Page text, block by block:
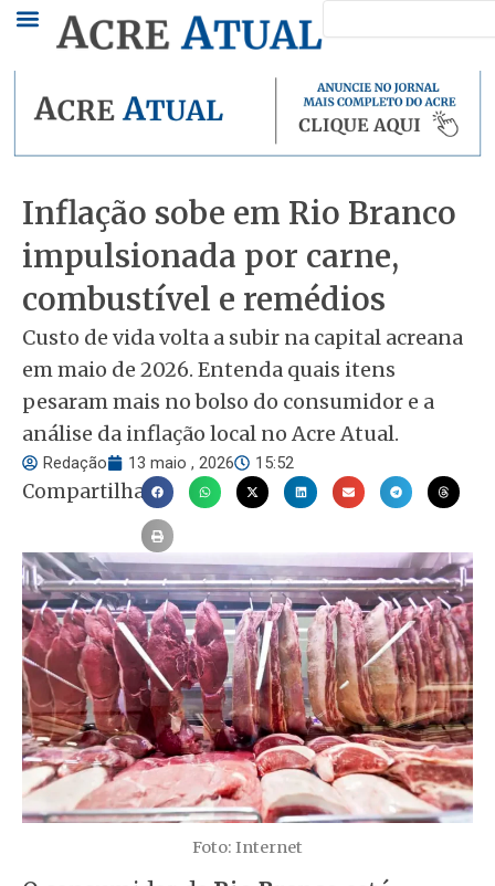
conteúdo
Inflação sobe em Rio Branco
impulsionada por carne,
combustível e remédios
Custo de vida volta a subir na capital acreana
em maio de 2026. Entenda quais itens
pesaram mais no bolso do consumidor e a
análise da inflação local no Acre Atual.
Redação 13 maio , 2026 15:52
Compartilhar
Foto: Internet